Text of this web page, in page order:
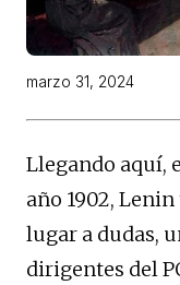
marzo 31, 2024
Llegando aquí,
año 1902,
lugar a dudas,
dirigentes del